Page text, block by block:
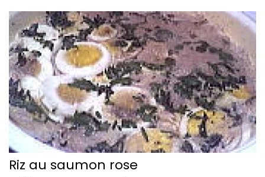
Riz au saumon rose